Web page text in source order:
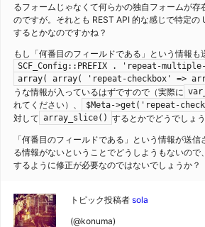
るフォームじゃなくて何らかの独自フォームが存
のですが。それとも REST API 的な感じで特定の
するとかなのですかね？
もし「何番目のフィールドである」という情報も
SCF_Config::PREFIX . 'repeat-
array( array( 'repeat-checkbox' =>
うな情報が入っているはずですので（実際に
れてください）、
$Meta->get('repeat-
対して array_slice() するとかでどうでしょ
「何番目のフィールドである」という情報が送
る情報がないということでどうしようもないので
するように修正が必要なのではないでしょうか？
トピック投稿者 sola
(@konuma)